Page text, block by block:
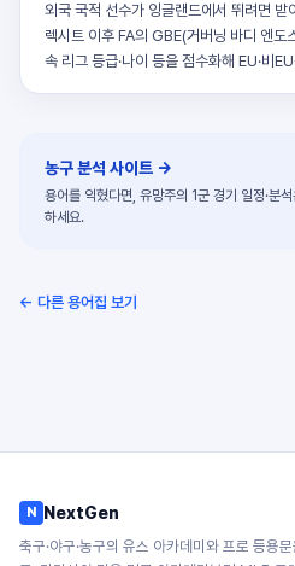
외국 국적 선수가 잉글랜드에서 뛰려면
렉시트 이후 FA의 GBE(거버닝 바디 엔도
속 리그 등급·나이 등을 점수화해 EU·비
농구 분석 사이트 →
용어를 익혔다면, 유망주의 1군 경기 일정·분
하세요.
← 다른 용어집 보기
N NextGen
축구·야구·농구의 유스 아카데미와 프로 등용